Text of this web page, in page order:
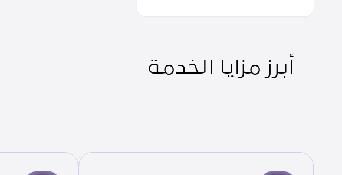
أبرز مزايا الخدمة